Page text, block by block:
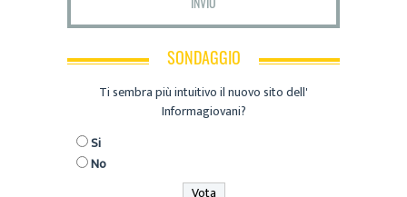
SONDAGGIO
Ti sembra più intuitivo il nuovo sito dell'
Informagiovani?
Si
No